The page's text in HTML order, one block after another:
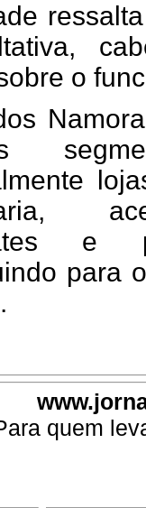
o
e
para
quem